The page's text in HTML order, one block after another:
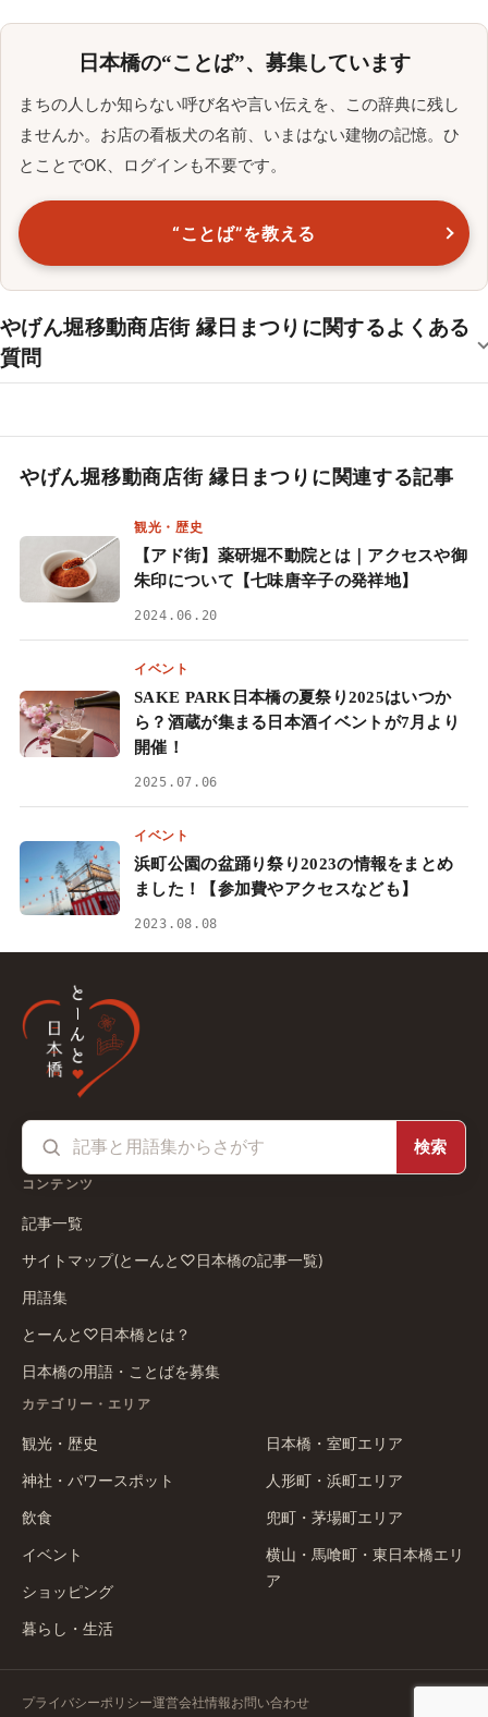
日本橋の“ことば”、募集しています
まちの人しか知らない呼び名や言い伝えを、この辞典に残し
ませんか。お店の看板犬の名前、いまはない建物の記憶。ひ
とことでOK、ログインも不要です。
“ことば”を教える
やげん堀移動商店街 縁日まつりに関するよくある
質問
やげん堀移動商店街 縁日まつりに関連する記事
観光・歴史
【アド街】薬研堀不動院とは｜アクセスや御
朱印について【七味唐辛子の発祥地】
2024.06.20
イベント
SAKE PARK日本橋の夏祭り2025はいつか
ら？酒蔵が集まる日本酒イベントが7月より
開催！
2025.07.06
イベント
浜町公園の盆踊り祭り2023の情報をまとめ
ました！【参加費やアクセスなども】
2023.08.08
検索
コンテンツ
記事一覧
サイトマップ(とーんと♡日本橋の記事一覧)
用語集
とーんと♡日本橋とは？
日本橋の用語・ことばを募集
カテゴリー・エリア
観光・歴史
神社・パワースポット
飲食
イベント
ショッピング
暮らし・生活
日本橋・室町エリア
人形町・浜町エリア
兜町・茅場町エリア
横山・馬喰町・東日本橋エリ
ア
プライバシーポリシー運営会社情報お問い合わせ